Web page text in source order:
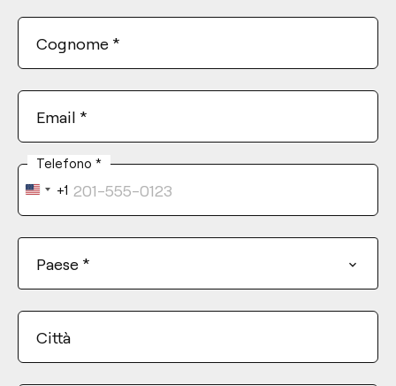
Cognome *
Email *
Telefono *
United
States
+1
Paese *
Città